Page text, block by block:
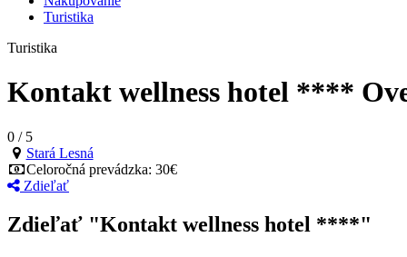
Turistika
Turistika
Kontakt wellness hotel ****
0 /5
Stará Lesná
Celoročná prevádzka: 30€
Zdieľať
Zdieľať "Kontakt wellness hotel ****"